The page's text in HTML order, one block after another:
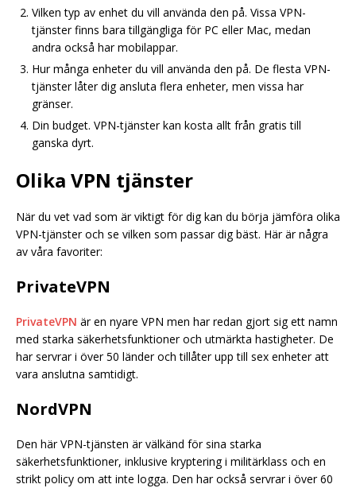
Vilken typ av enhet du vill använda den på. Vissa VPN-
tjänster finns bara tillgängliga för PC eller Mac, medan
andra också har mobilappar.
Hur många enheter du vill använda den på. De flesta VPN-
tjänster låter dig ansluta flera enheter, men vissa har
gränser.
Din budget. VPN-tjänster kan kosta allt från gratis till
ganska dyrt.
Olika VPN tjänster
När du vet vad som är viktigt för dig kan du börja jämföra olika
VPN-tjänster och se vilken som passar dig bäst. Här är några
av våra favoriter:
PrivateVPN
PrivateVPN är en nyare VPN men har redan gjort sig ett namn
med starka säkerhetsfunktioner och utmärkta hastigheter. De
har servrar i över 50 länder och tillåter upp till sex enheter att
vara anslutna samtidigt.
NordVPN
Den här VPN-tjänsten är välkänd för sina starka
säkerhetsfunktioner, inklusive kryptering i militärklass och en
strikt policy om att inte logga. Den har också servrar i över 60